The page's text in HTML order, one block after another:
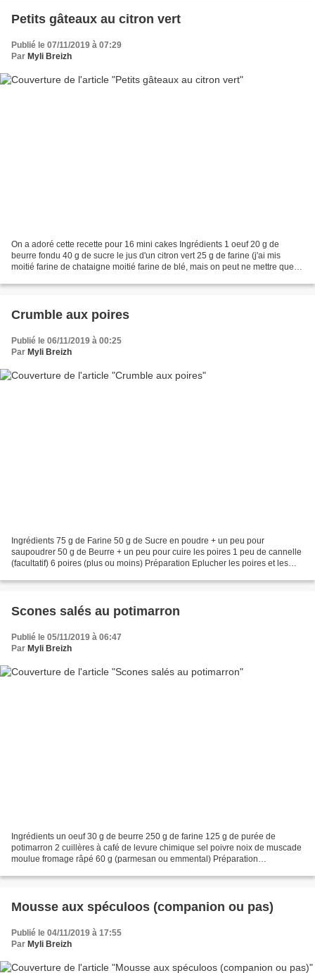
Petits gâteaux au citron vert
Publié le 07/11/2019 à 07:29
Par Myli Breizh
On a adoré cette recette pour 16 mini cakes Ingrédients 1 oeuf 20 g de
beurre fondu 40 g de sucre le jus d'un citron vert 25 g de farine (j'ai mis
moitié farine de chataigne moitié farine de blé, mais on peut ne mettre que
Crumble aux poires
Publié le 06/11/2019 à 00:25
Par Myli Breizh
Ingrédients 75 g de Farine 50 g de Sucre en poudre + un peu pour
saupoudrer 50 g de Beurre + un peu pour cuire les poires 1 peu de cannelle
(facultatif) 6 poires (plus ou moins) Préparation Eplucher les poires et les
Scones salés au potimarron
Publié le 05/11/2019 à 06:47
Par Myli Breizh
Ingrédients un oeuf 30 g de beurre 250 g de farine 125 g de purée de
potimarron 2 cuillères à café de levure chimique sel poivre noix de muscade
moulue fromage râpé 60 g (parmesan ou emmental) Préparation
Mousse aux spéculoos (companion ou pas)
Publié le 04/11/2019 à 17:55
Par Myli Breizh